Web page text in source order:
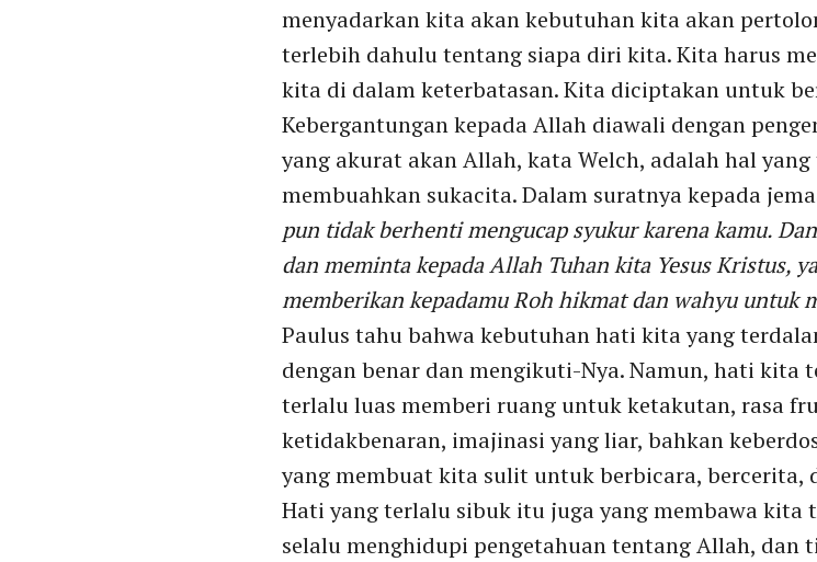
menyadarkan kita akan kebutuhan kita akan
terlebih dahulu tentang siapa diri kita. Kita harus
kita di dalam keterbatasan. Kita diciptakan untuk
Kebergantungan kepada Allah diawali dengan
yang akurat akan Allah, kata Welch, adalah hal
membuahkan sukacita. Dalam suratnya kepada
pun tidak berhenti mengucap syukur karena kamu.
dan meminta kepada Allah Tuhan kita Yesus Kristus,
memberikan kepadamu Roh hikmat dan wahyu untuk
Paulus tahu bahwa kebutuhan hati kita yang
dengan benar dan mengikuti-Nya. Namun, hati
terlalu luas memberi ruang untuk ketakutan, rasa
ketidakbenaran, imajinasi yang liar, bahkan
yang membuat kita sulit untuk berbicara, bercerita,
Hati yang terlalu sibuk itu juga yang membawa kita
selalu menghidupi pengetahuan tentang Allah, dan